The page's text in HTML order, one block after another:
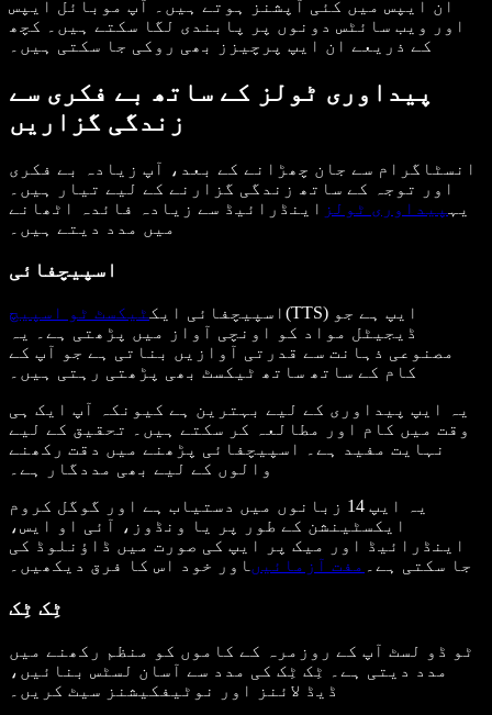
ان ایپس میں کئی آپشنز ہوتے ہیں۔ آپ موبائل ایپس
اور ویب سائٹس دونوں پر پابندی لگا سکتے ہیں۔ کچھ
کے ذریعے ان ایپ پرچیزز بھی روکی جا سکتی ہیں۔
پیداوری ٹولز کے ساتھ بے فکری سے
زندگی گزاریں
انسٹاگرام سے جان چھڑانے کے بعد، آپ زیادہ بے فکری
اور توجہ کے ساتھ زندگی گزارنے کے لیے تیار ہیں۔
یہ پیداوری ٹولز اینڈرائیڈ سے زیادہ فائدہ اٹھانے
میں مدد دیتے ہیں۔
اسپیچفائی
اسپیچفائی ایک ٹیکسٹ ٹو اسپیچ
(TTS) ایپ ہے جو
ڈیجیٹل مواد کو اونچی آواز میں پڑھتی ہے۔ یہ
مصنوعی ذہانت سے قدرتی آوازیں بناتی ہے جو آپ کے
کام کے ساتھ ساتھ ٹیکسٹ بھی پڑھتی رہتی ہیں۔
یہ ایپ پیداوری کے لیے بہترین ہے کیونکہ آپ ایک ہی
وقت میں کام اور مطالعہ کر سکتے ہیں۔ تحقیق کے لیے
نہایت مفید ہے۔ اسپیچفائی پڑھنے میں دقت رکھنے
والوں کے لیے بھی مددگار ہے۔
یہ ایپ 14 زبانوں میں دستیاب ہے اور گوگل کروم
ایکسٹینشن کے طور پر یا ونڈوز، آئی او ایس،
اینڈرائیڈ اور میک پر ایپ کی صورت میں ڈاؤنلوڈ کی
جا سکتی ہے۔
مفت آزمائیں اور خود اس کا فرق دیکھیں۔
ٹِک ٹِک
ٹو ڈو لسٹ آپ کے روزمرہ کے کاموں کو منظم رکھنے میں
مدد دیتی ہے۔ ٹِک ٹِک کی مدد سے آسان لسٹس بنائیں،
ڈیڈ لائنز اور نوٹیفکیشنز سیٹ کریں۔